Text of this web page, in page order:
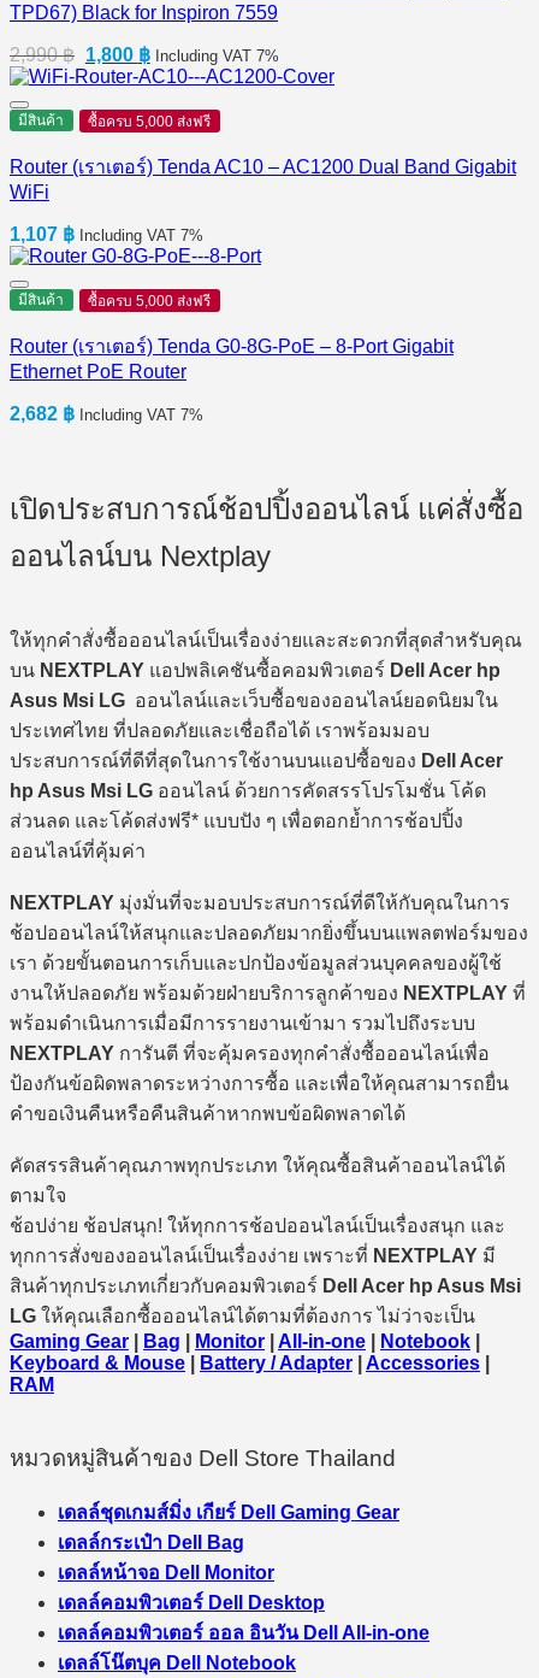
TPD67) Black for Inspiron 7559
2,990฿ Original
price
2,990 ฿.
1,800 ฿Current
price
1,800 ฿.
Including VAT 7%
มีสินค้า ซื้อครบ 5,000 ส่งฟรี
Router (เราเตอร์) Tenda AC10 – AC1200 Dual Band Gigabit
WiFi
1,107 ฿ Including VAT 7%
มีสินค้า ซื้อครบ 5,000 ส่งฟรี
Router (เราเตอร์) Tenda G0-8G-PoE – 8-Port Gigabit
Ethernet PoE Router
2,682 ฿ Including VAT 7%
เปิดประสบการณ์ช้อปปิ้งออนไลน์ แค่สั่งซื้อ
ออนไลน์บน Nextplay
ให้ทุกคำสั่งซื้อออนไลน์เป็นเรื่องง่ายและสะดวกที่สุดสำหรับคุณ
บน NEXTPLAY แอปพลิเคชันซื้อคอมพิวเตอร์ Dell Acer hp
Asus Msi LG ออนไลน์และเว็บซื้อของออนไลน์ยอดนิยมใน
ประเทศไทย ที่ปลอดภัยและเชื่อถือได้ เราพร้อมมอบ
ประสบการณ์ที่ดีที่สุดในการใช้งานบนแอปซื้อของ Dell Acer
hp Asus Msi LG ออนไลน์ ด้วยการคัดสรรโปรโมชั่น โค้ด
ส่วนลด และโค้ดส่งฟรี* แบบปัง ๆ เพื่อตอกย้ำการช้อปปิ้ง
ออนไลน์ที่คุ้มค่า
NEXTPLAY มุ่งมั่นที่จะมอบประสบการณ์ที่ดีให้กับคุณในการ
ช้อปออนไลน์ให้สนุกและปลอดภัยมากยิ่งขึ้นบนแพลตฟอร์มของ
เรา ด้วยขั้นตอนการเก็บและปกป้องข้อมูลส่วนบุคคลของผู้ใช้
งานให้ปลอดภัย พร้อมด้วยฝ่ายบริการลูกค้าของ NEXTPLAY ที่
พร้อมดำเนินการเมื่อมีการรายงานเข้ามา รวมไปถึงระบบ
NEXTPLAY การันตี ที่จะคุ้มครองทุกคำสั่งซื้อออนไลน์เพื่อ
ป้องกันข้อผิดพลาดระหว่างการซื้อ และเพื่อให้คุณสามารถยื่น
คำขอเงินคืนหรือคืนสินค้าหากพบข้อผิดพลาดได้
คัดสรรสินค้าคุณภาพทุกประเภท ให้คุณซื้อสินค้าออนไลน์ได้
ตามใจ
ช้อปง่าย ช้อปสนุก! ให้ทุกการช้อปออนไลน์เป็นเรื่องสนุก และ
ทุกการสั่งของออนไลน์เป็นเรื่องง่าย เพราะที่ NEXTPLAY มี
สินค้าทุกประเภทเกี่ยวกับคอมพิวเตอร์ Dell Acer hp Asus Msi
LG ให้คุณเลือกซื้อออนไลน์ได้ตามที่ต้องการ ไม่ว่าจะเป็น
Gaming Gear
Bag Monitor All-in-one Notebook
Keyboard & Mouse
Battery / Adapter Accessories
RAM
หมวดหมู่สินค้าของ Dell Store Thailand
เดลล์ชุดเกมส์มิ่ง เกียร์ Dell Gaming Gear
เดลล์กระเป๋า Dell Bag
เดลล์หน้าจอ Dell Monitor
เดลล์คอมพิวเตอร์ Dell Desktop
เดลล์คอมพิวเตอร์ ออล อินวัน Dell All-in-one
เดลล์โน๊ตบุค Dell Notebook